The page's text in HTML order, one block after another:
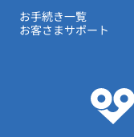
お手続き一覧
お客さまサポート